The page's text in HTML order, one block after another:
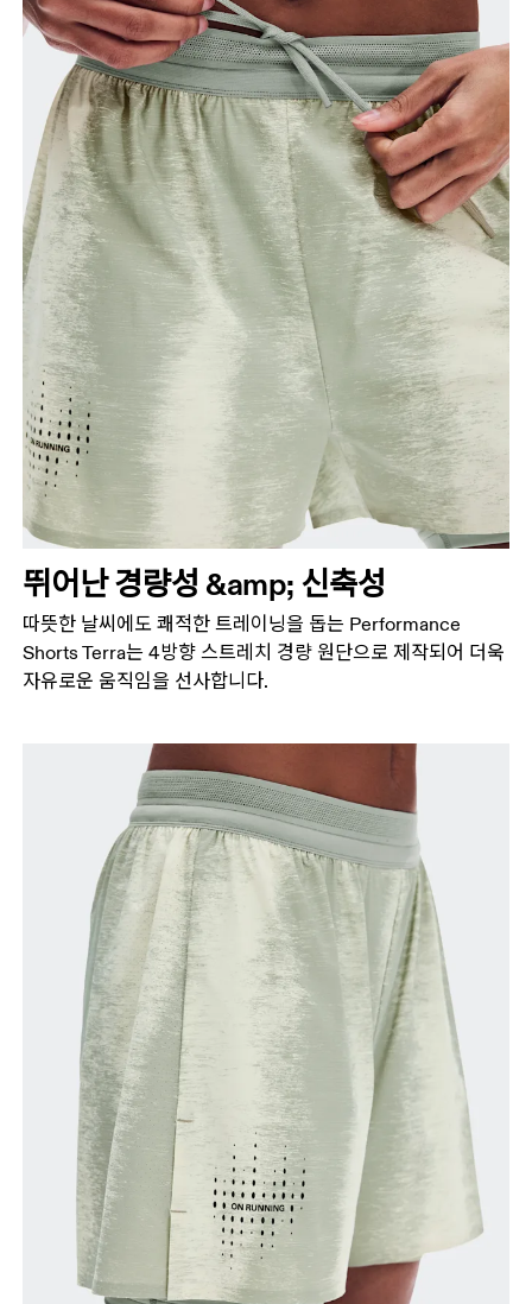
엉덩이 둘레
엉덩이의 가장 튀어나온 부분을 기준으로 둘레를
측정합니다.
허벅지 둘레
다리를 어깨너비로 벌리고 선 다음, 허벅지에서 가장
굵은 부분을 기준으로 둘레를 측정합니다.
인심
다리를 살짝 벌려 일직선을 이룬 상태로 선 다음, 다리
안쪽 가장 높은 부분부터 발목까지 길이를 측정합니다.
뛰어난 경량성 &amp; 신축성
따뜻한 날씨에도 쾌적한 트레이닝을 돕는 Performance
Shorts Terra는 4방향 스트레치 경량 원단으로 제작되어 더욱
자유로운 움직임을 선사합니다.